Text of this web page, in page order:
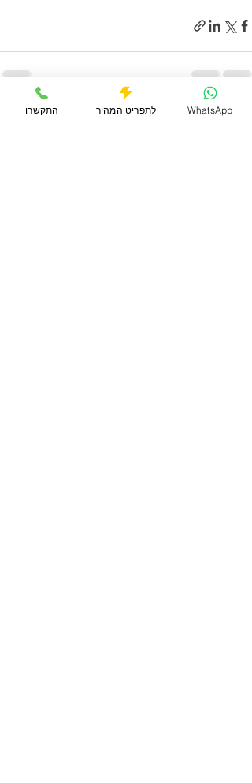
פוסטים אחרונים הצג הכולהתקשרו לתפריט המהיר WhatsApp